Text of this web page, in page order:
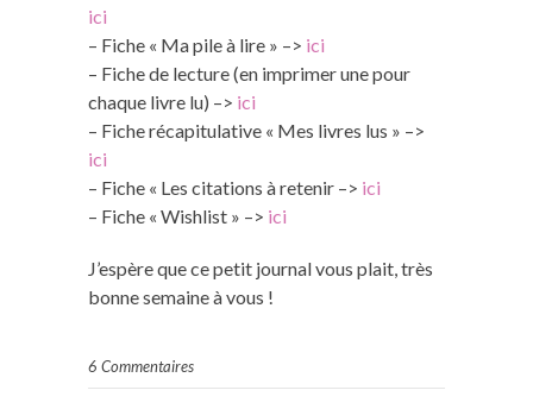
ici
– Fiche « Ma pile à lire » –> ici
– Fiche de lecture (en imprimer une pour
chaque livre lu) –> ici
– Fiche récapitulative « Mes livres lus » –>
ici
– Fiche « Les citations à retenir –> ici
– Fiche « Wishlist » –> ici
J’espère que ce petit journal vous plait, très
bonne semaine à vous !
6 Commentaires